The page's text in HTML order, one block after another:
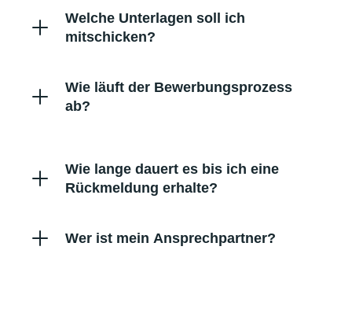
Welche Unterlagen soll ich
mitschicken?
Wie läuft der Bewerbungsprozess
ab?
Wie lange dauert es bis ich eine
Rückmeldung erhalte?
Wer ist mein Ansprechpartner?